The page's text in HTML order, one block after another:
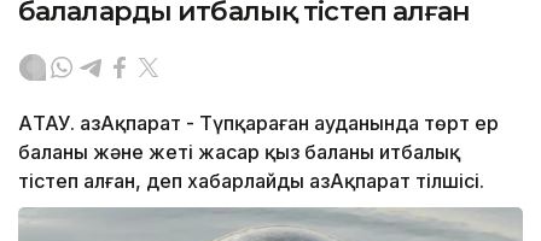
балаларды итбалық тістеп алған
АҚТАУ. ҚазАқпарат - Түпқараған ауданында төрт ер
баланы және жеті жасар қыз баланы итбалық
тістеп алған, деп хабарлайды ҚазАқпарат тілшісі.